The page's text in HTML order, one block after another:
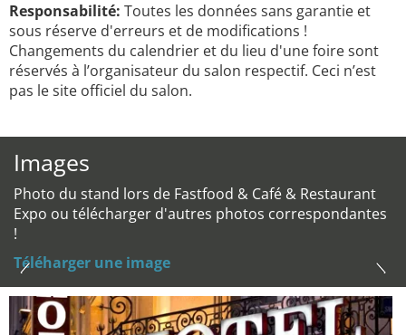
Responsabilité: Toutes les données sans garantie et
sous réserve d'erreurs et de modifications !
Changements du calendrier et du lieu d'une foire sont
réservés à l’organisateur du salon respectif. Ceci n’est
pas le site officiel du salon.
Images
Photo du stand lors de Fastfood & Café & Restaurant
Expo ou télécharger d'autres photos correspondantes
!
Téléharger une image